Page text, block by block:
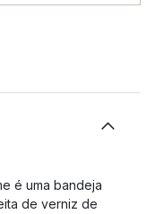
é uma bandeja
de verniz de